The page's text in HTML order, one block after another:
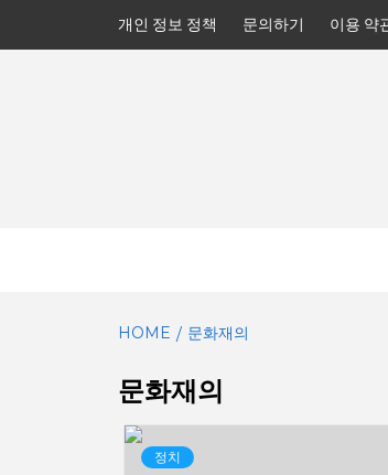
개인 정보 정책 문의하기 이용 약
HOME 문화재의
문화재의
정치